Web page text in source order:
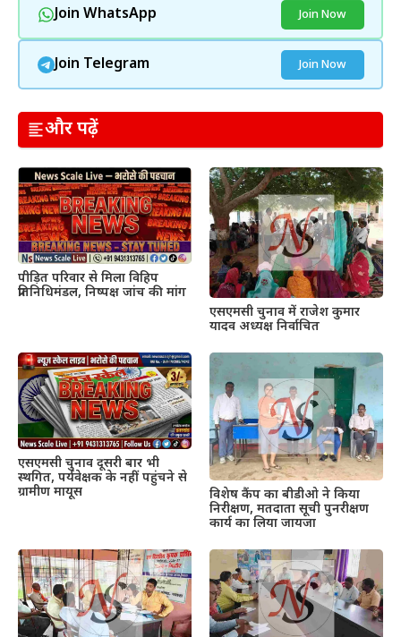
Join WhatsApp Join Now
Join Telegram Join Now
और पढ़ें
पीड़ित परिवार से मिला विहिप
प्रतिनिधिमंडल, निष्पक्ष जांच की मांग
एसएमसी चुनाव में राजेश कुमार
यादव अध्यक्ष निर्वाचित
एसएमसी चुनाव दूसरी बार भी
स्थगित, पर्यवेक्षक के नहीं पहुंचने से
ग्रामीण मायूस
विशेष कैंप का बीडीओ ने किया
निरीक्षण, मतदाता सूची पुनरीक्षण
कार्य का लिया जायजा